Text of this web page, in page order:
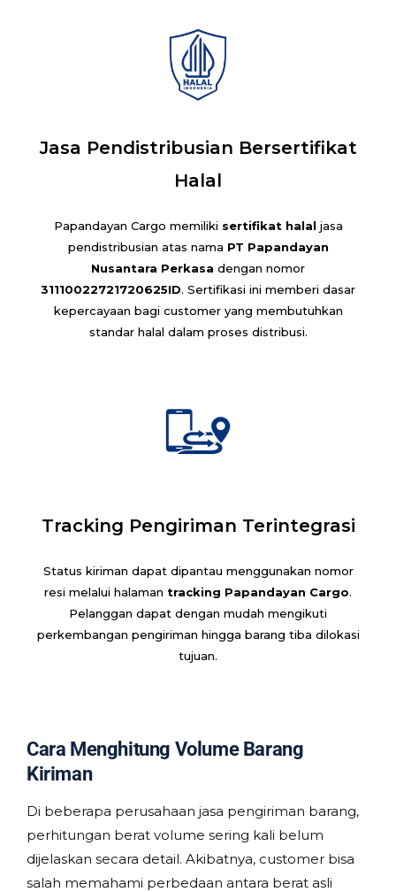
Jasa Pendistribusian Bersertifikat
Halal
Papandayan Cargo memiliki sertifikat halal jasa
pendistribusian atas nama PT Papandayan
Nusantara Perkasa dengan nomor
31110022721720625ID. Sertifikasi ini memberi dasar
kepercayaan bagi customer yang membutuhkan
standar halal dalam proses distribusi.
Tracking Pengiriman Terintegrasi
Status kiriman dapat dipantau menggunakan nomor
resi melalui halaman tracking Papandayan Cargo.
Pelanggan dapat dengan mudah mengikuti
perkembangan pengiriman hingga barang tiba dilokasi
tujuan.
Cara Menghitung Volume Barang
Kiriman
Di beberapa perusahaan jasa pengiriman barang,
perhitungan berat volume sering kali belum
dijelaskan secara detail. Akibatnya, customer bisa
salah memahami perbedaan antara berat asli